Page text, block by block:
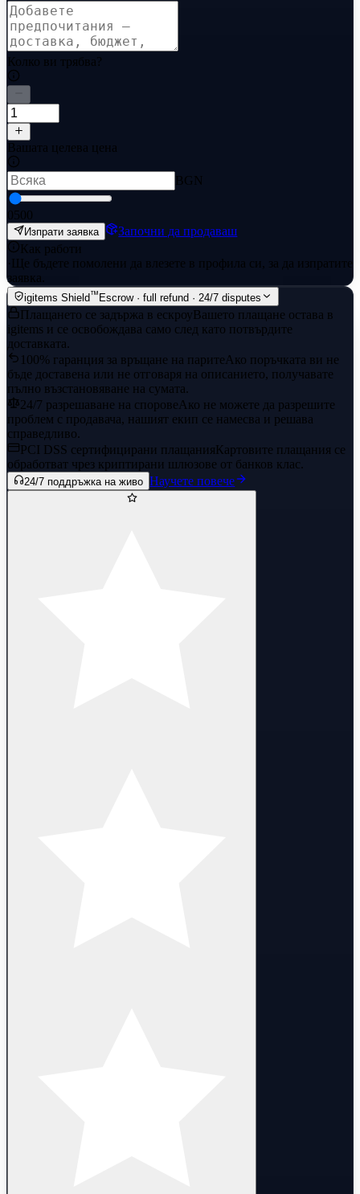
Колко ви трябва?
Вашата целева цена
BGN
0500
Изпрати заявка
Започни да продаваш
Как работи
·
Ще бъдете помолени да влезете в профила си, за да изпратите
заявка.
igitems Shield™ Escrow · full refund · 24/7 disputes
Плащането се задържа в ескроу Вашето плащане остава в
igitems и се освобождава само след като потвърдите
доставката.
100% гаранция за връщане на паритеАко поръчката ви не
бъде доставена или не отговаря на описанието, получавате
пълно възстановяване на сумата.
24/7 разрешаване на споровеАко не можете да разрешите
проблем с продавача, нашият екип се намесва и решава
справедливо.
PCI DSS сертифицирани плащания Картовите плащания се
обработват чрез криптирани шлюзове от банков клас.
24/7 поддръжка на живо Научете повече